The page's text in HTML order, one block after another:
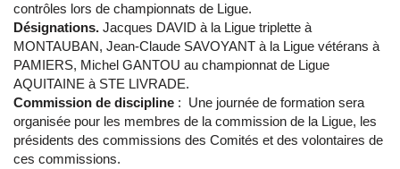
contrôles lors de championnats de Ligue.
Désignations. Jacques DAVID à la Ligue triplette à
MONTAUBAN, Jean-Claude SAVOYANT à la Ligue vétérans à
PAMIERS, Michel GANTOU au championnat de Ligue
AQUITAINE à STE LIVRADE.
Commission de discipline : Une journée de formation sera
organisée pour les membres de la commission de la Ligue, les
présidents des commissions des Comités et des volontaires de
ces commissions.